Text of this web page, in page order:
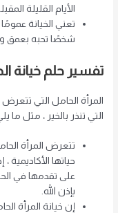
الأيام القليلة
تعني الخيانة
شخصًا تحبه بعمق
تفسير حلم خيانة
المرأة الحامل التي
التي تنذر بالخير ، مثل ما
تتعرض المرأة
حياتها الأكاديمية
على تقدمها في
بإذن الله.
إن خيانة المرأة